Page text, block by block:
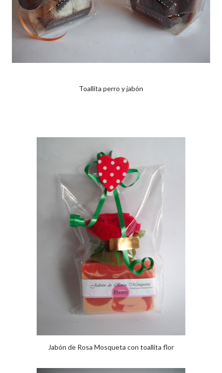
Toallita perro y jabón
Jabón de Rosa Mosqueta con toallita flor